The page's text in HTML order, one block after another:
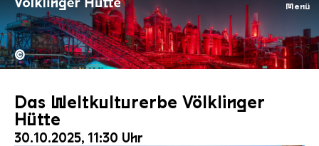
Menü
Hochofengruppe in Rot
Copyright:
©
Das Weltkulturerbe Völklinger
Hütte
30.10.2025, 11:30 Uhr